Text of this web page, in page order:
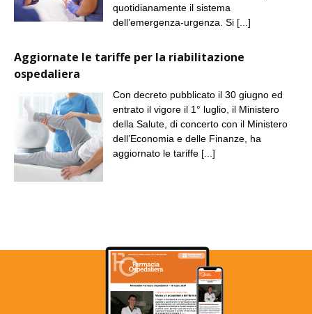
quotidianamente il sistema
dell’emergenza-urgenza. Si [...]
Aggiornate le tariffe per la riabilitazione
ospedaliera
Con decreto pubblicato il 30 giugno ed
entrato il vigore il 1° luglio, il Ministero
della Salute, di concerto con il Ministero
dell’Economia e delle Finanze, ha
aggiornato le tariffe [...]